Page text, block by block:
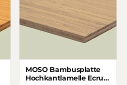
MOSO Bambusplatte
Hochkantlamelle Ecru